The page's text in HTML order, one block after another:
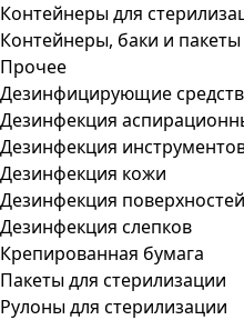
Контейнеры для
Контейнеры, баки и
Прочее
Дезинфицирующие
Дезинфекция
Дезинфекция
Дезинфекция кожи
Дезинфекция
Дезинфекция слепков
Крепированная бумага
Пакеты для стерилизации
Рулоны для стерилизации